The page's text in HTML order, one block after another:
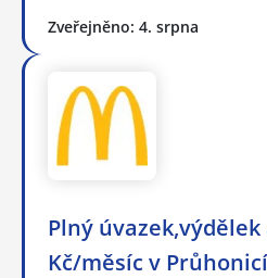
Zveřejněno: 4. srpna
Plný úvazek,výdělek
Kč/měsíc v